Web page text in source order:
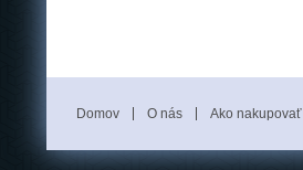
Domov O nás Ako nakupovať